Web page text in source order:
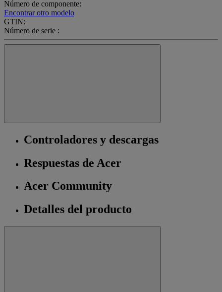
Número de componente:
Encontrar otro modelo
GTIN:
Número de serie :
Controladores y descargas
Respuestas de Acer
Acer Community
Detalles del producto